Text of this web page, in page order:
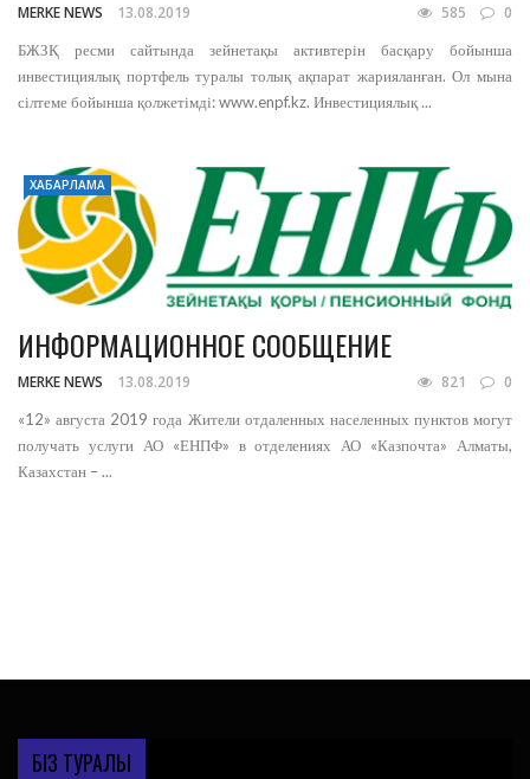
MERKE NEWS 13.08.2019 585 0
БЖЗҚ ресми сайтында зейнетақы активтерін басқару бойынша
инвестициялық портфель туралы толық ақпарат жарияланған. Ол мына
сілтеме бойынша қолжетімді: www.enpf.kz. Инвестициялық ...
ХАБАРЛАМА
ИНФОРМАЦИОННОЕ СООБЩЕНИЕ
MERKE NEWS 13.08.2019 821 0
«12» августа 2019 года Жители отдаленных населенных пунктов могут
получать услуги АО «ЕНПФ» в отделениях АО «Казпочта» Алматы,
Казахстан – ...
БІЗ ТУРАЛЫ